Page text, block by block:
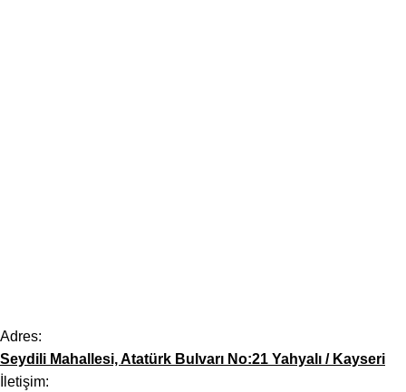
Adres:
Seydili Mahallesi, Atatürk Bulvarı No:21 Yahyalı / Kayseri
İletişim: